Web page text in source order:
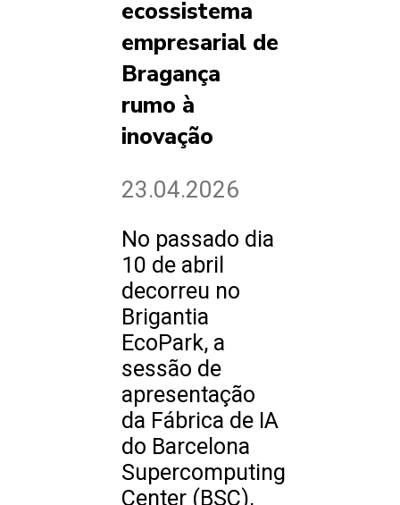
ecossistema
empresarial de
Bragança
rumo à
inovação
23.04.2026
No passado dia
10 de abril
decorreu no
Brigantia
EcoPark, a
sessão de
apresentação
da Fábrica de IA
do Barcelona
Supercomputing
Center (BSC),